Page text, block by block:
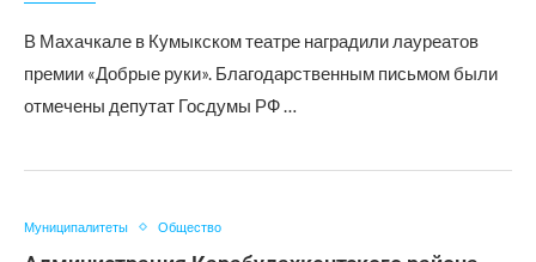
В Махачкале в Кумыкском театре наградили лауреатов
премии «Добрые руки». Благодарственным письмом были
отмечены депутат Госдумы РФ …
Муниципалитеты Общество